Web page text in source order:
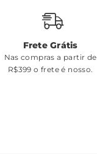
Frete Grátis
Nas compras a partir de
R$399 o frete é nosso.